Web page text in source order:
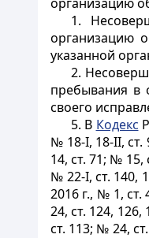
1.
организацию
указанной
2.
пребывания в
своего
5. В Кодекс
№ 18-І, 18-ІІ,
14, ст. 71; № 15,
№ 22-І, ст. 140,
2016 г., № 1, ст.
24, ст. 124,
ст. 113; № 24,